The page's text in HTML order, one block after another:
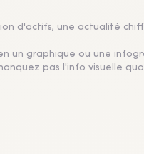
d'actifs, une actualité
un graphique ou une
pas l'info visuelle